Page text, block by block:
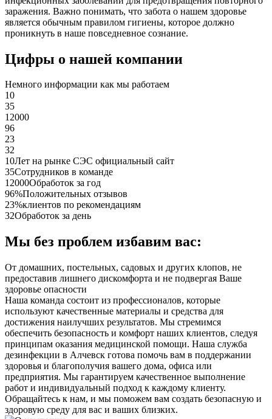
заражения. Важно понимать, что забота о нашем здоровье
является обычным правилом гигиены, которое должно
проникнуть в наше повседневное сознание.
Цифры о нашей компании
Немного информации как мы работаем
10
35
12000
96
23
32
10Лет на рынке СЭС официальный сайт
35Сотрудников в команде
12000Обработок за год
96%Положительных отзывов
23%клиентов по рекомендациям
32Обработок за день
Мы без проблем избавим вас:
От домашних, постельных, садовых и других клопов, не
предоставив лишнего дискомфорта и не подвергая Ваше
здоровье опасности
Наша команда состоит из профессионалов, которые
используют качественные материалы и средства для
достижения наилучших результатов. Мы стремимся
обеспечить безопасность и комфорт наших клиентов, следуя
принципам оказания медицинской помощи. Наша служба
дезинфекции в Алчевск готова помочь вам в поддержании
здоровья и благополучия вашего дома, офиса или
предприятия. Мы гарантируем качественное выполнение
работ и индивидуальный подход к каждому клиенту.
Обращайтесь к нам, и мы поможем вам создать безопасную и
здоровую среду для вас и ваших близких.